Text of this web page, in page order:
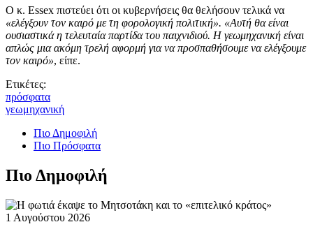
Ο κ. Essex πιστεύει ότι οι κυβερνήσεις θα θελήσουν τελικά να
«ελέγξουν τον καιρό με τη φορολογική πολιτική». «Αυτή θα είναι
ουσιαστικά η τελευταία παρτίδα του παιχνιδιού. Η γεωμηχανική είναι
απλώς μια ακόμη τρελή αφορμή για να προσπαθήσουμε να ελέγξουμε
τον καιρό», είπε.
Ετικέτες:
πρόσφατα
γεωμηχανική
Πιο Δημοφιλή
Πιο Πρόσφατα
Πιο Δημοφιλή
1 Αυγούστου 2026